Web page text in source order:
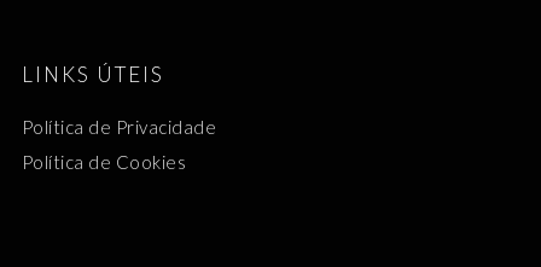
LINKS ÚTEIS
Política de Privacidade
Política de Cookies